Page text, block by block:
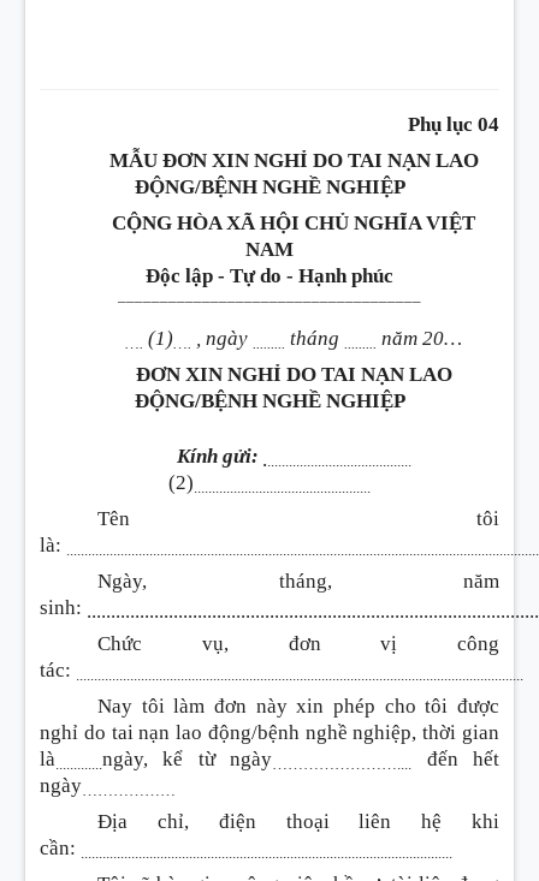
Phụ lục 04
MẪU ĐƠN XIN NGHỈ DO TAI NẠN LAO
ĐỘNG/BỆNH NGHỀ NGHIỆP
CỘNG HÒA XÃ HỘI CHỦ NGHĨA VIỆT
NAM
Độc lập - Tự do - Hạnh phúc
(1) , ngày tháng
năm 20…
ĐƠN XIN NGHỈ DO TAI NẠN LAO
ĐỘNG/BỆNH NGHỀ NGHIỆP
Kính gửi: .
(2)
Tên tôi
là:
Ngày, tháng, năm
sinh:
Chức vụ, đơn vị công
tác:
Nay tôi làm đơn này xin phép cho tôi được
nghỉ do tai nạn lao động/bệnh nghề nghiệp, thời gian
là
ngày, kể từ ngày
đến hết
ngày
Địa chỉ, điện thoại liên hệ khi
cần: